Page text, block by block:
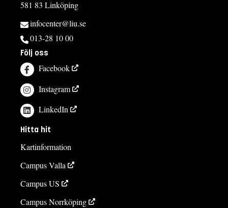
581 83 Linköping
infocenter@liu.se
013-28 10 00
Följ oss
Facebook
Instagram
LinkedIn
Hitta hit
Kartinformation
Campus Valla
Campus US
Campus Norrköping